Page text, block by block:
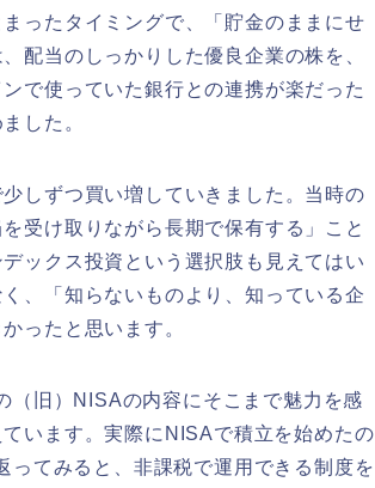
ったタイミングで、「貯金のままにせ
配当のしっかりした優良企業の株を、
で使っていた銀行との連携が楽だった
した。
しずつ買い増していきました。当時の
受け取りながら長期で保有する」こと
ックス投資という選択肢も見えてはい
、「知らないものより、知っている企
ったと思います。
（旧）NISAの内容にそこまで魅力を感
います。実際にNISAで積立を始めたの
てみると、非課税で運用できる制度を